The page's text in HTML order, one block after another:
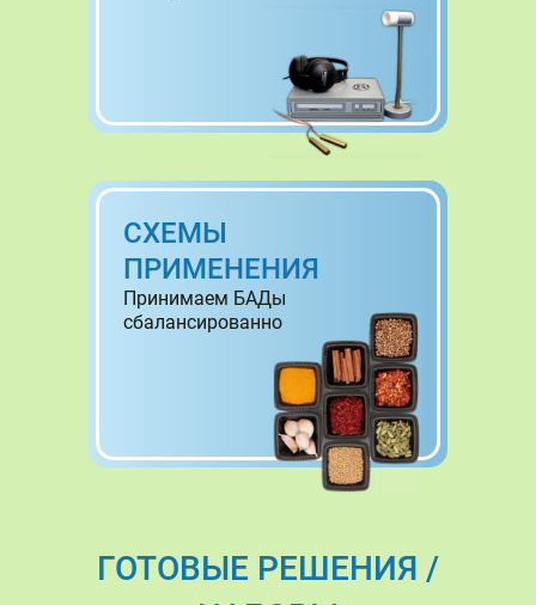
СХЕМЫ
ПРИМЕНЕНИЯ
Принимаем БАДы
сбалансированно
ГОТОВЫЕ РЕШЕНИЯ /